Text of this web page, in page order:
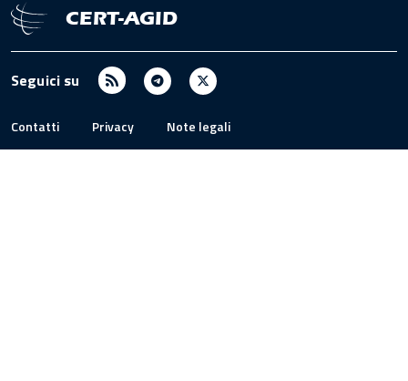
CERT-AGID
Contatti Privacy Note legali
Seguici su RSS Telegram
X